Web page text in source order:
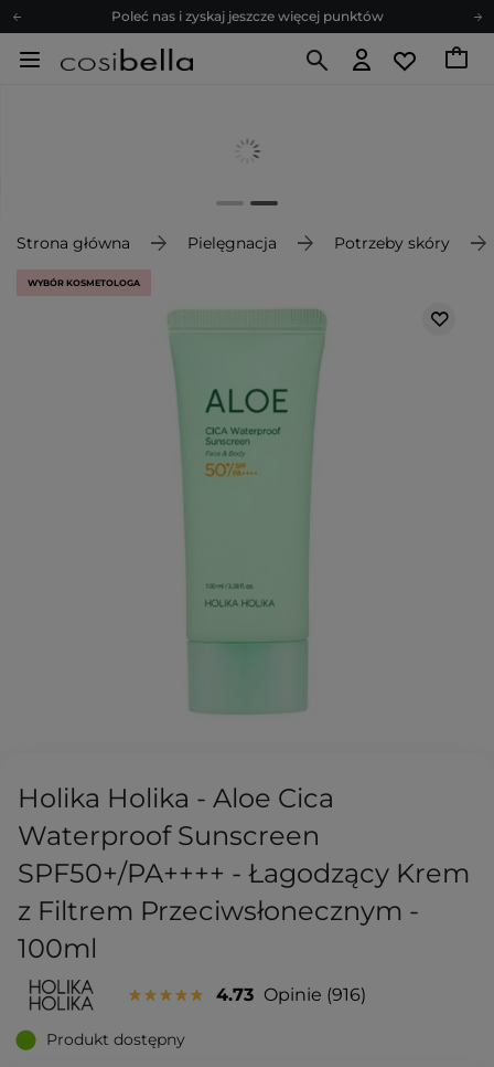
Poleć nas i zyskaj jeszcze więcej punktów
Zapisz się na newsletter pełen porad
Poleć nas i zyskaj jeszcze więcej punktów
Strona główna Pielęgnacja Potrzeby skóry
WYBÓR KOSMETOLOGA
Holika Holika - Aloe Cica
Waterproof Sunscreen
SPF50+/PA++++ - Łagodzący Krem
z Filtrem Przeciwsłonecznym -
100ml
4.73 Opinie 916
Produkt dostępny